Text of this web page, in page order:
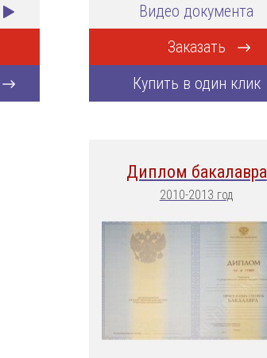
Видео документа
Заказать
Купить в один клик
Диплом бакалавра
2010-2013 год